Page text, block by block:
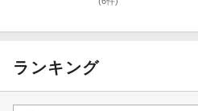
ランキング